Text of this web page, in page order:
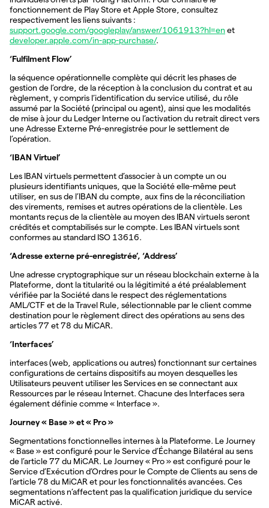
fonctionnement de Play Store et Apple Store, consultez
respectivement les liens suivants :
support.google.com/googleplay/answer/1061913?hl=en et
developer.apple.com/in-app-purchase/.
‘Fulfilment Flow’
la séquence opérationnelle complète qui décrit les phases de
gestion de l’ordre, de la réception à la conclusion du contrat et au
règlement, y compris l’identification du service utilisé, du rôle
assumé par la Société (principal ou agent), ainsi que les modalités
de mise à jour du Ledger Interne ou l’activation du retrait direct vers
une Adresse Externe Pré-enregistrée pour le settlement de
l’opération.
‘IBAN Virtuel’
Les IBAN virtuels permettent d’associer à un compte un ou
plusieurs identifiants uniques, que la Société elle-même peut
utiliser, en sus de l’IBAN du compte, aux fins de la réconciliation
des virements, remises et autres opérations de la clientèle. Les
montants reçus de la clientèle au moyen des IBAN virtuels seront
crédités et comptabilisés sur le compte. Les IBAN virtuels sont
conformes au standard ISO 13616.
‘Adresse externe pré-enregistrée’, ‘Address’
Une adresse cryptographique sur un réseau blockchain externe à la
Plateforme, dont la titularité ou la légitimité a été préalablement
vérifiée par la Société dans le respect des réglementations
AML/CTF et de la Travel Rule, sélectionnable par le client comme
destination pour le règlement direct des opérations au sens des
articles 77 et 78 du MiCAR.
‘Interfaces’
interfaces (web, applications ou autres) fonctionnant sur certaines
configurations de certains dispositifs au moyen desquelles les
Utilisateurs peuvent utiliser les Services en se connectant aux
Ressources par le réseau Internet. Chacune des Interfaces sera
également définie comme « Interface ».
Journey « Base » et « Pro »
Segmentations fonctionnelles internes à la Plateforme. Le Journey
« Base » est configuré pour le Service d’Échange Bilatéral au sens
de l’article 77 du MiCAR. Le Journey « Pro » est configuré pour le
Service d’Exécution d’Ordres pour le Compte de Clients au sens de
l’article 78 du MiCAR et pour les fonctionnalités avancées. Ces
segmentations n’affectent pas la qualification juridique du service
MiCAR activé.